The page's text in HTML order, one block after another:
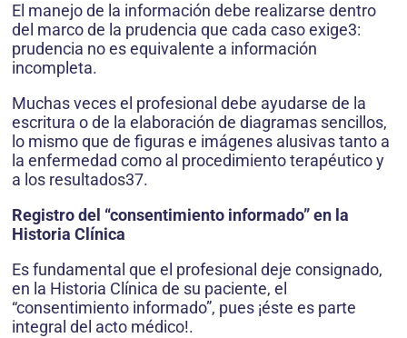
El manejo de la información debe realizarse dentro
del marco de la prudencia que cada caso exige3:
prudencia no es equivalente a información
incompleta.
Muchas veces el profesional debe ayudarse de la
escritura o de la elaboración de diagramas sencillos,
lo mismo que de figuras e imágenes alusivas tanto a
la enfermedad como al procedimiento terapéutico y
a los resultados37.
Registro del “consentimiento informado” en la
Historia Clínica
Es fundamental que el profesional deje consignado,
en la Historia Clínica de su paciente, el
“consentimiento informado”, pues ¡éste es parte
integral del acto médico!.